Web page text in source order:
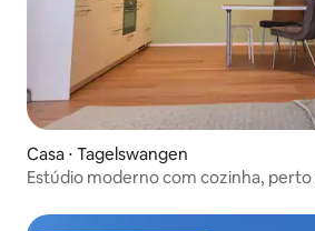
Casa ⋅ Tagelswangen
Estúdio moderno com cozinha, perto